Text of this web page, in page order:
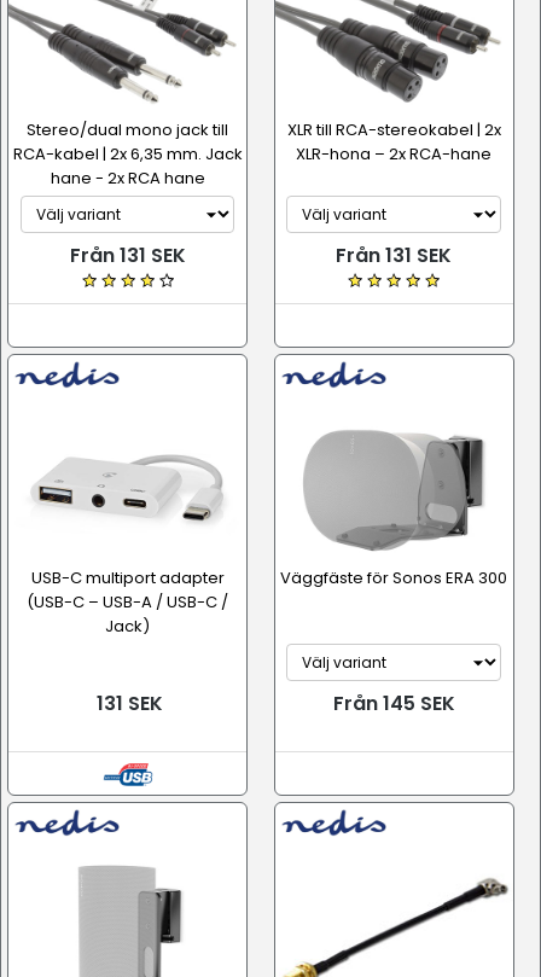
Stereo/dual mono jack till
RCA-kabel | 2x 6,35 mm. Jack
hane - 2x RCA hane
Från 131 SEK
XLR till RCA-stereokabel | 2x
XLR-hona – 2x RCA-hane
Från 131 SEK
USB-C multiport adapter
(USB-C – USB-A / USB-C /
Jack)
131 SEK
Väggfäste för Sonos ERA 300
Från 145 SEK